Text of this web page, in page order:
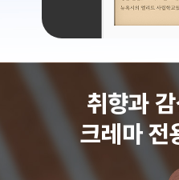
취향과
크레마 전